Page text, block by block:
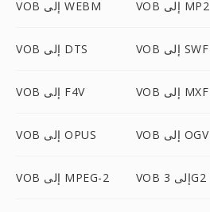
VOB إلى WEBM VOB إلى MP2
VOB إلى DTS VOB إلى SWF
VOB إلى F4V VOB إلى MXF
VOB إلى OPUS VOB إلى OGV
VOB إلى MPEG-2 VOB إلى 3G2